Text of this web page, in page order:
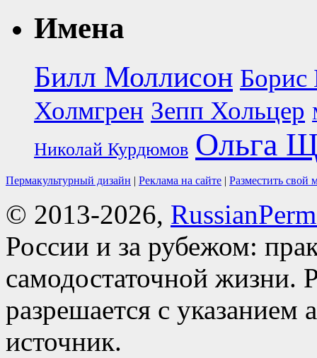
Имена
Билл Моллисон Борис
Холмгрен Зепп Хольцер
Николай Курдюмов Ольга
Пермакультурный дизайн | Реклама на сайте | Разместить свой
© 2013-2026,
России и за рубежом:
самодостаточной жизни.
разрешается с указанием
источник.